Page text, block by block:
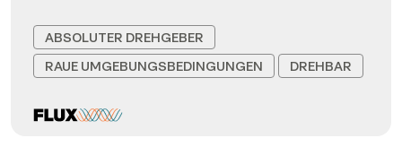
ABSOLUTER DREHGEBER
RAUE UMGEBUNGSBEDINGUNGEN
DREHBAR